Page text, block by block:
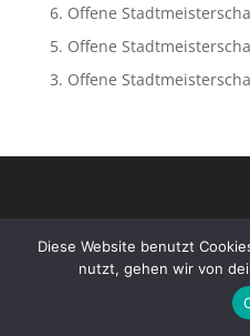
6. Offene
5. Offene
3. Offene
Diese Website benutzt
nutzt, gehen wir von